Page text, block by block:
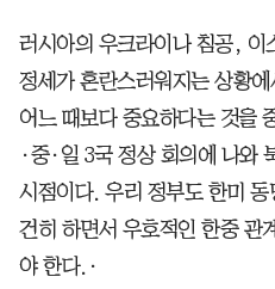
러시아의 우크라이나 침공, 이
정세가 혼란스러워지는 상황
어느 때보다 중요하다는 것을
·중·일 3국 정상 회의에 나와
시점이다. 우리 정부도 한미
건히 하면서 우호적인 한중 관
야 한다.·